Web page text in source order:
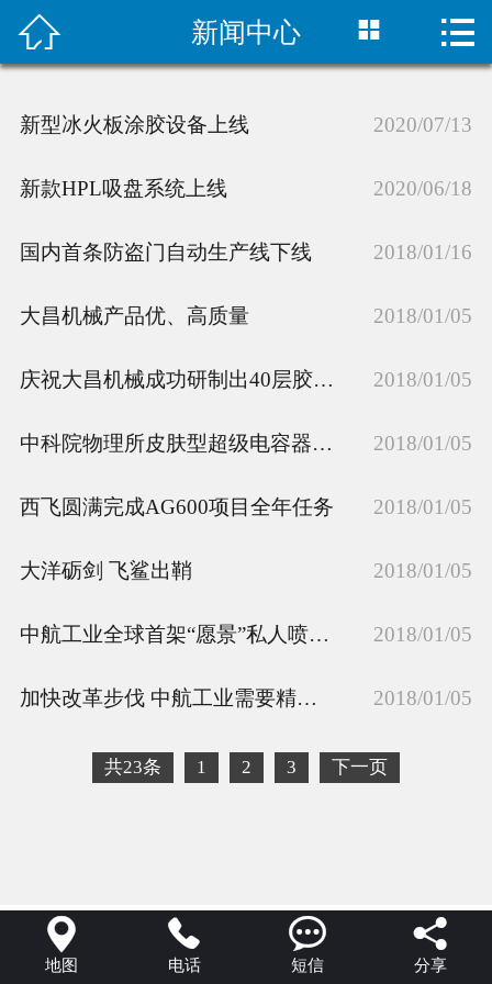
 首页
新闻中心
样本下载
服务介绍
联系我们
 新闻中心  
新型冰火板涂胶设备上线 2020/07/13
新款HPL吸盘系统上线 2020/06/18
国内首条防盗门自动生产线下线 2018/01/16
大昌机械产品优、高质量 2018/01/05
庆祝大昌机械成功研制出40层胶合板生产线 2018/01/05
中科院物理所皮肤型超级电容器研究中取得进展 2018/01/05
西飞圆满完成AG600项目全年任务 2018/01/05
大洋砺剑 飞鲨出鞘 2018/01/05
中航工业全球首架“愿景”私人喷气机交付用户 2018/01/05
加快改革步伐 中航工业需要精准聚焦 2018/01/05
共23条 1 2 3 下一页

地图

电话

短信

分享